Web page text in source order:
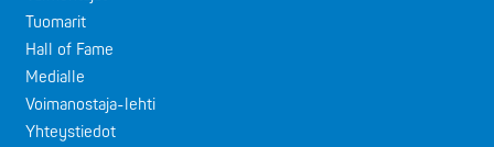
Tuomarit
Hall of Fame
Medialle
Voimanostaja-lehti
Yhteystiedot